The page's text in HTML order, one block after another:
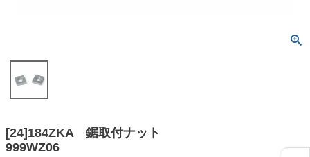
[24]184ZKA 鋸取付ナット
999WZ06